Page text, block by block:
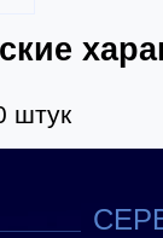
штук